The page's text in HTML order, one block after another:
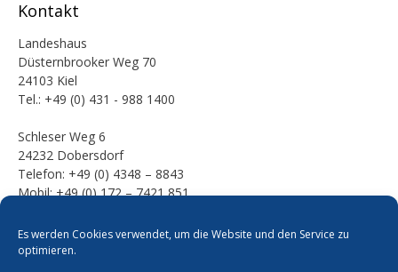
Es werden Cookies verwendet, um die Website und den Service zu
optimieren.
Kontakt
Landeshaus
Düsternbrooker Weg 70
24103 Kiel
Tel.: +49 (0) 431 - 988 1400
Schleser Weg 6
24232 Dobersdorf
Telefon: +49 (0) 4348 – 8843
Mobil: +49 (0) 172 – 7421 851
E-Mail:
mail [at] werner-kalinka [dot] de